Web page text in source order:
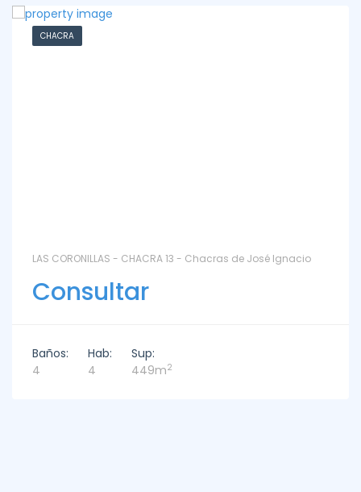
CHACRA
LAS CORONILLAS - CHACRA 13 - Chacras de José Ignacio
Consultar
Baños:
4
Hab:
4
Sup:
449m2